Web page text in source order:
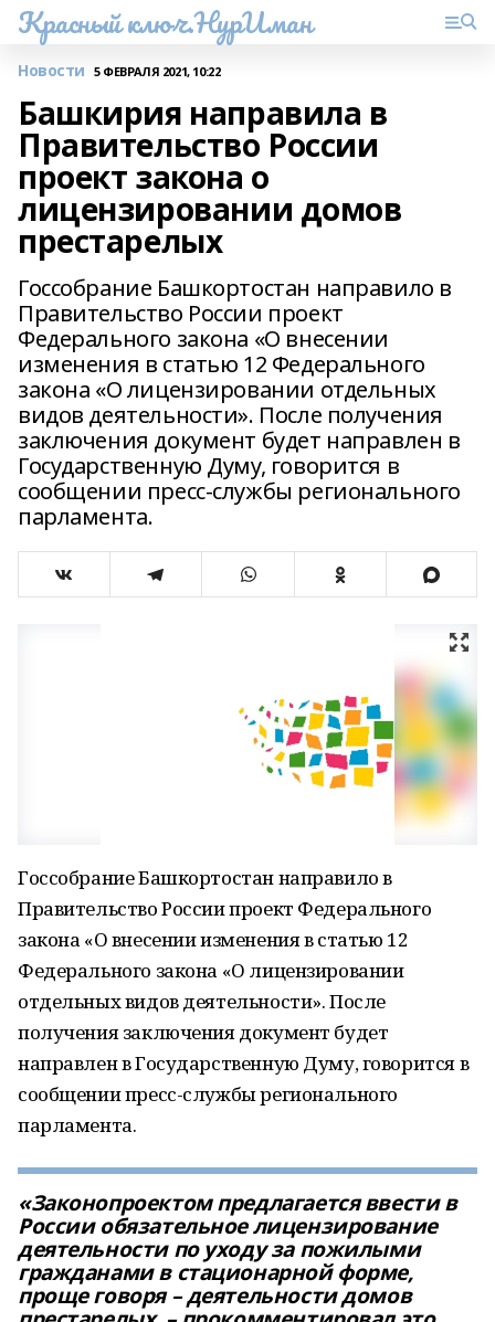
Красный ключ.НурИман
Новости 5 ФЕВРАЛЯ 2021, 10:22
Башкирия направила в
Правительство России
проект закона о
лицензировании домов
престарелых
Госсобрание Башкортостан направило в
Правительство России проект
Федерального закона «О внесении
изменения в статью 12 Федерального
закона «О лицензировании отдельных
видов деятельности». После получения
заключения документ будет направлен в
Государственную Думу, говорится в
сообщении пресс-службы регионального
парламента.
Госсобрание Башкортостан направило в
Правительство России проект Федерального
закона «О внесении изменения в статью 12
Федерального закона «О лицензировании
отдельных видов деятельности». После
получения заключения документ будет
направлен в Государственную Думу, говорится в
сообщении пресс-службы регионального
парламента.
«Законопроектом предлагается ввести в
России обязательное лицензирование
деятельности по уходу за пожилыми
гражданами в стационарной форме,
проще говоря – деятельности домов